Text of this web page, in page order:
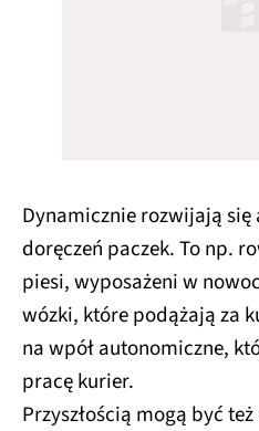
Dynamicznie rozwijają
doręczeń paczek. To np.
piesi, wyposażeni w
wózki, które podążają za
na wpół autonomiczne,
pracę kurier.
Przyszłością mogą być też